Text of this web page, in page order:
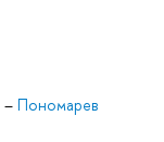
– Пономарев